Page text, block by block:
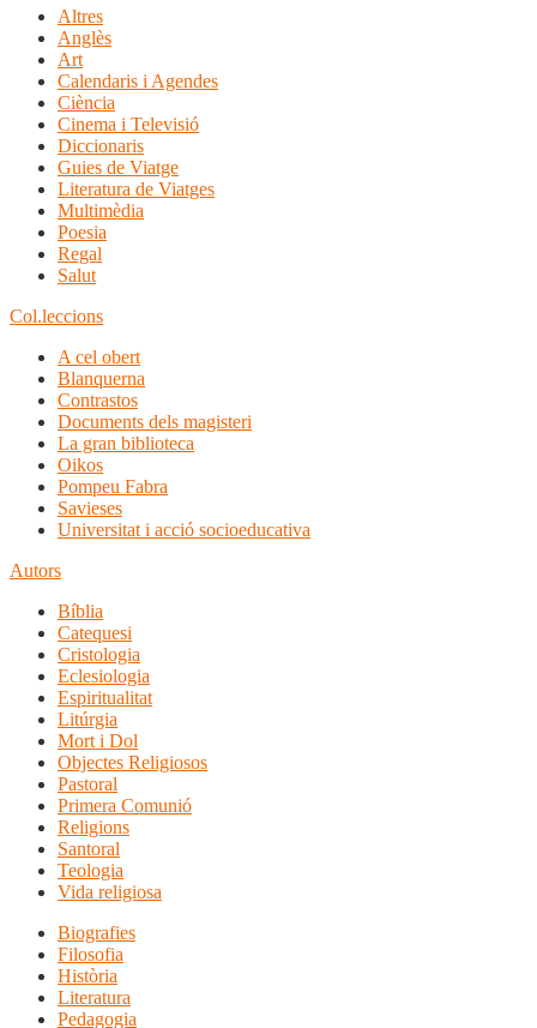
Altres
Anglès
Art
Calendaris i Agendes
Ciència
Cinema i Televisió
Diccionaris
Guies de Viatge
Literatura de Viatges
Multimèdia
Poesia
Regal
Salut
Col.leccions
A cel obert
Blanquerna
Contrastos
Documents dels magisteri
La gran biblioteca
Oikos
Pompeu Fabra
Savieses
Universitat i acció socioeducativa
Autors
Bíblia
Catequesi
Cristologia
Eclesiologia
Espiritualitat
Litúrgia
Mort i Dol
Objectes Religiosos
Pastoral
Primera Comunió
Religions
Santoral
Teologia
Vida religiosa
Biografies
Filosofia
Història
Literatura
Pedagogia